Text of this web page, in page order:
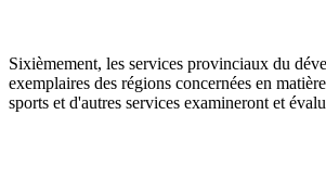
Sixièmement, les services provinciaux du
exemplaires des régions concernées en
sports et d'autres services examineront et